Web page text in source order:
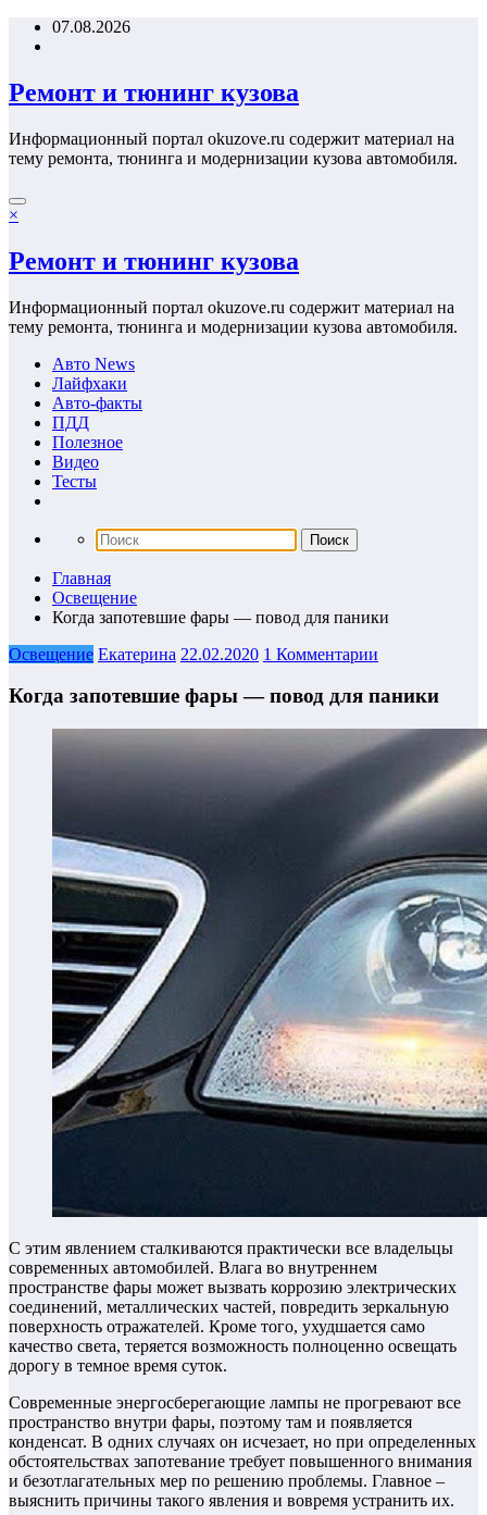
Перейти07.08.2026
Ремонт и тюнинг кузова
Информационный портал okuzove.ru содержит материал на
тему ремонта, тюнинга и модернизации кузова автомобиля.
×
Ремонт и тюнинг кузова
Информационный портал okuzove.ru содержит материал на
тему ремонта, тюнинга и модернизации кузова автомобиля.
Авто News
Лайфхаки
Авто-факты
ПДД
Полезное
Видео
Тесты
Главная
Освещение
Когда запотевшие фары — повод для паники
Освещение Екатерина 22.02.2020 1 Комментарии
Когда запотевшие фары — повод для паники
С этим явлением сталкиваются практически все владельцы
современных автомобилей. Влага во внутреннем
пространстве фары может вызвать коррозию электрических
соединений, металлических частей, повредить зеркальную
поверхность отражателей. Кроме того, ухудшается само
качество света, теряется возможность полноценно освещать
дорогу в темное время суток.
Современные энергосберегающие лампы не прогревают все
пространство внутри фары, поэтому там и появляется
конденсат. В одних случаях он исчезает, но при определенных
обстоятельствах запотевание требует повышенного внимания
и безотлагательных мер по решению проблемы. Главное –
выяснить причины такого явления и вовремя устранить их.